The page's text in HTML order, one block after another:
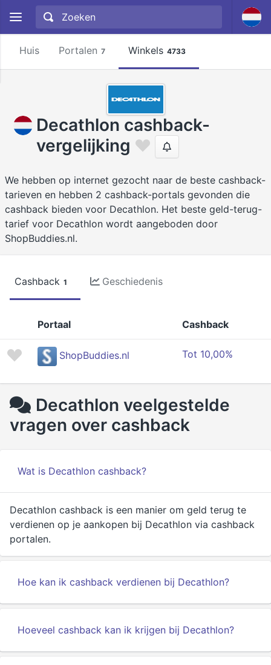
Huis Portalen 7 Winkels 4733
Decathlon cashback-
vergelijking
We hebben op internet gezocht naar de beste cashback-
tarieven en hebben 2 cashback-portals gevonden die
cashback bieden voor Decathlon. Het beste geld-terug-
tarief voor Decathlon wordt aangeboden door
ShopBuddies.nl.
Cashback 1 Geschiedenis
Portaal Cashback
ShopBuddies.nl Tot 10,00%
Decathlon veelgestelde
vragen over cashback
Wat is Decathlon cashback?
Decathlon cashback is een manier om geld terug te
verdienen op je aankopen bij Decathlon via cashback
portalen.
Hoe kan ik cashback verdienen bij Decathlon?
Hoeveel cashback kan ik krijgen bij Decathlon?